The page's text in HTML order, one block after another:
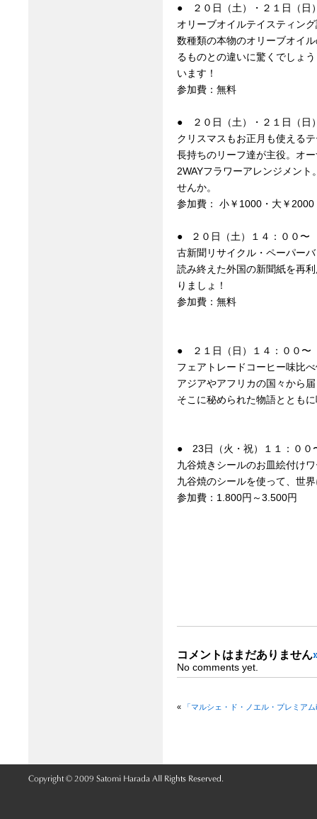
● ２０日（土）・２１日（日
オリーブオイルテイスティン
数種類の本物のオリーブオイ
るものとの違いに驚くでしょ
います！
参加費：無料
● ２０日（土）・２１日（日
クリスマスもお正月も使える
長持ちのリーフ達が主役。オ
2WAYフラワーアレンジメン
せんか。
参加費： 小￥1000・大￥2000
● ２０日（土）１４：００〜
古新聞リサイクル・ペーパー
読み終えた外国の新聞紙を再
りましょ！
参加費：無料
● ２１日（日）１４：００〜
フェアトレードコーヒー味比
アジアやアフリカの国々から
そこに秘められた物語ととも
● 23日（火・祝）１１：００
九谷焼きシールのお皿絵付け
九谷焼のシールを使って、世
参加費：1.800円～3.500円
コメントはまだありません
No comments yet.
« 「マルシェ・ド・ノエル・プレミア